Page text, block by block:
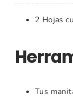
2 Hojas
Tus